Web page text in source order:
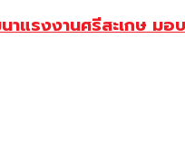
รงงานศรีสะเกษ มอ